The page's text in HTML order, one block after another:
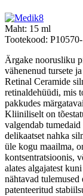
Maht: 15 ml
Tootekood: P10570-
Ärgake noorusliku
vähenenud tursete
Retinal Ceramide
retinaldehüüdi, mis
pakkudes
Kliiniliselt on
valgendab tumedaid
delikaatset nahka
üle kogu maailma,
kontsentratsioonis,
alates algajatest
nähtavad
patenteeritud